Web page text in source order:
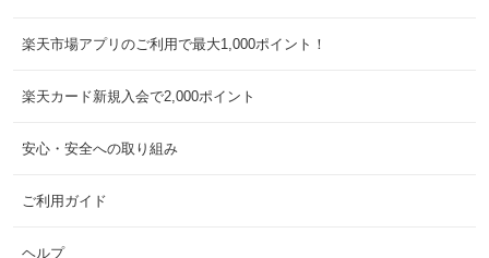
楽天市場アプリのご利用で最大1,000ポイント！
楽天カード新規入会で2,000ポイント
安心・安全への取り組み
ご利用ガイド
ヘルプ